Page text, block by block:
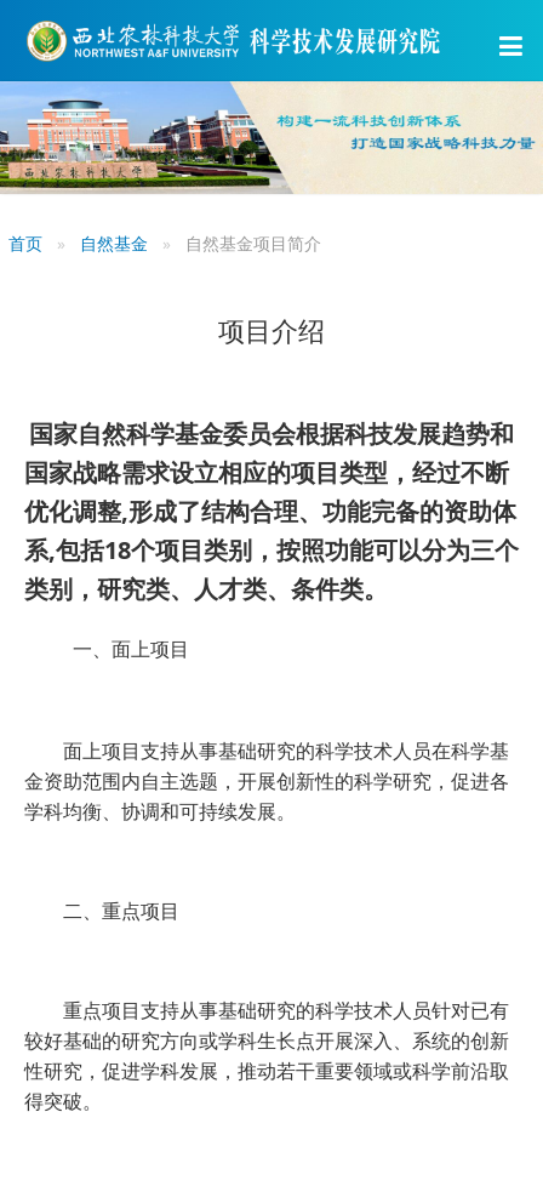
首页 自然基金 自然基金项目简介
项目介绍
国家自然科学基金委员会根据科技发展趋势和
国家战略需求设立相应的项目类型，经过不断
优化调整,形成了结构合理、功能完备的资助体
系,包括18个项目类别，按照功能可以分为三个
类别，研究类、人才类、条件类。
一、面上项目
面上项目支持从事基础研究的科学技术人员在科学基
金资助范围内自主选题，开展创新性的科学研究，促进各
学科均衡、协调和可持续发展。
二、重点项目
重点项目支持从事基础研究的科学技术人员针对已有
较好基础的研究方向或学科生长点开展深入、系统的创新
性研究，促进学科发展，推动若干重要领域或科学前沿取
得突破。